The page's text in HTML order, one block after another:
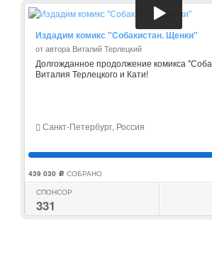
Издадим комикс "Собакистан. Щенки"
от автора Виталий Терлецкий
Долгожданное продолжение комикса
Виталия Терлецкого и Кати!
Санкт-Петербург, Россия
439 030 c СОБРАНО
СПОНСОР
331